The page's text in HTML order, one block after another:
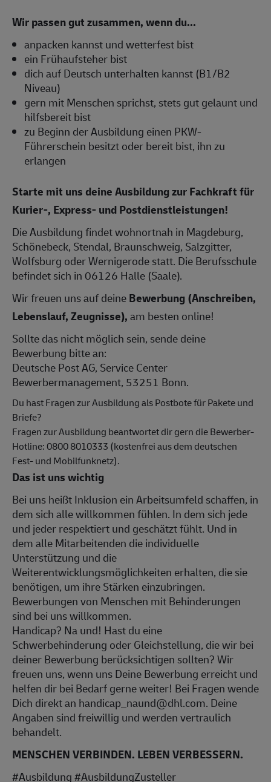
Wir passen gut zusammen, wenn du...
anpacken kannst und wetterfest bist
ein Frühaufsteher bist
dich auf Deutsch unterhalten kannst (B1/B2
Niveau)
gern mit Menschen sprichst, stets gut gelaunt und
hilfsbereit bist
zu Beginn der Ausbildung einen PKW-
Führerschein besitzt oder bereit bist, ihn zu
erlangen
Starte mit uns deine Ausbildung zur Fachkraft für
Kurier-, Express- und Postdienstleistungen!
Die Ausbildung findet wohnortnah in Magdeburg,
Schönebeck, Stendal, Braunschweig, Salzgitter,
Wolfsburg oder Wernigerode statt. Die Berufsschule
befindet sich in 06126 Halle (Saale).
Wir freuen uns auf deineBewerbung (Anschreiben,
Lebenslauf, Zeugnisse),am besten online!
Sollte das nicht möglich sein, sende deine
Bewerbung bitte an:
Deutsche Post AG, Service Center
Bewerbermanagement, 53251 Bonn.
Du hast Fragen zur Ausbildung als Postbote für Pakete und
Briefe?
Fragen zur Ausbildung beantwortet dir gern die Bewerber-
Hotline: 0800 8010333 (kostenfrei aus dem deutschen
Fest- und Mobilfunknetz).
Das ist uns wichtig
Bei uns heißt Inklusion ein Arbeitsumfeld schaffen, in
dem sich alle willkommen fühlen. In dem sich jede
und jeder respektiert und geschätzt fühlt. Und in
dem alle Mitarbeitenden die individuelle
Unterstützung und die
Weiterentwicklungsmöglichkeiten erhalten, die sie
benötigen, um ihre Stärken einzubringen.
Bewerbungen von Menschen mit Behinderungen
sind bei uns willkommen.
Handicap? Na und! Hast du eine
Schwerbehinderung oder Gleichstellung, die wir bei
deiner Bewerbung berücksichtigen sollten? Wir
freuen uns, wenn uns Deine Bewerbung erreicht und
helfen dir bei Bedarf gerne weiter! Bei Fragen wende
Dich direkt an handicap_naund@dhl.com. Deine
Angaben sind freiwillig und werden vertraulich
behandelt.
MENSCHEN VERBINDEN. LEBEN VERBESSERN.
#Ausbildung #AusbildungZusteller